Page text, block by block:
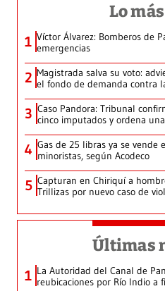
Lo
1 Víctor Álvarez: Bomberos de
emergencias
2 Magistrada salva su voto:
el fondo de demanda contra
3 Caso Pandora: Tribunal
cinco imputados y ordena
4 Gas de 25 libras ya se vende
minoristas, según Acodeco
5 Capturan en Chiriquí a
Trillizas por nuevo caso de
Últimas
1 La Autoridad del Canal de
reubicaciones por Río Indio a